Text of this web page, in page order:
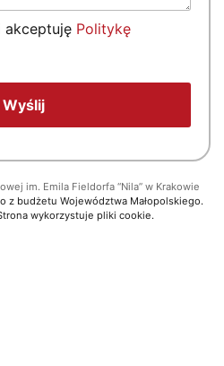
akceptuję Politykę
im. Emila Fieldorfa “Nila” w Krakowie
z budżetu Województwa Małopolskiego.
wykorzystuje pliki cookie.